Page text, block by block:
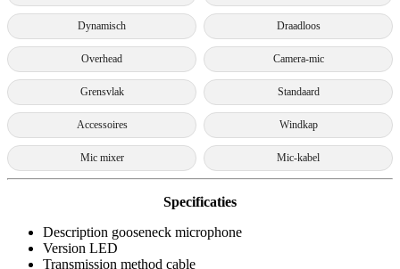
Dynamisch Draadloos
Overhead Camera-mic
Grensvlak Standaard
Accessoires Windkap
Mic mixer Mic-kabel
Specificaties
Description gooseneck microphone
Version LED
Transmission method cable